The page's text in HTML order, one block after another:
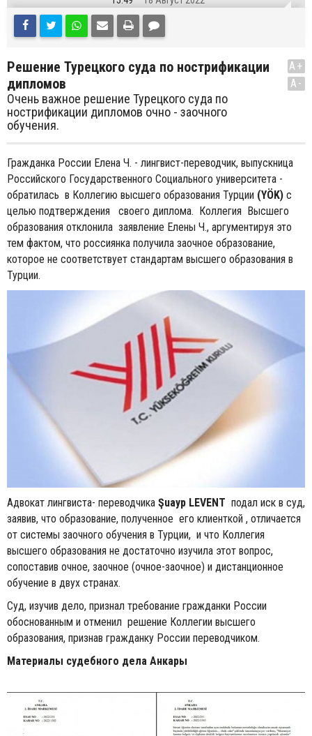
Решение Турецкого суда по нострификации
дипломов
Очень важное решение Турецкого суда по
нострификации дипломов очно - заочного
обучения.
A+
A-
Гражданка России Елена Ч. - лингвист-переводчик, выпускница
Российского Государственного Социального университета -
обратилась в Коллегию высшего образования Турции (YÖK) с
целью подтверждения своего диплома. Коллегия Высшего
образования отклонила заявление Елены Ч., аргументируя это
тем фактом, что россиянка получила заочное образование,
которое не соответствует стандартам высшего образования в
Турции.
Адвокат лингвиста- переводчика Şuayp LEVENT подал иск в суд,
заявив, что образование, полученное его клиенткой , отличается
от системы заочного обучения в Турции, и что Коллегия
высшего образования не достаточно изучила этот вопрос,
сопоставив очное, заочное (очное-заочное) и дистанционное
обучение в двух странах.
Суд, изучив дело, признал требование гражданки России
обоснованным и отменил решение Коллегии высшего
образования, признав гражданку России переводчиком.
Материалы судебного дела Анкары